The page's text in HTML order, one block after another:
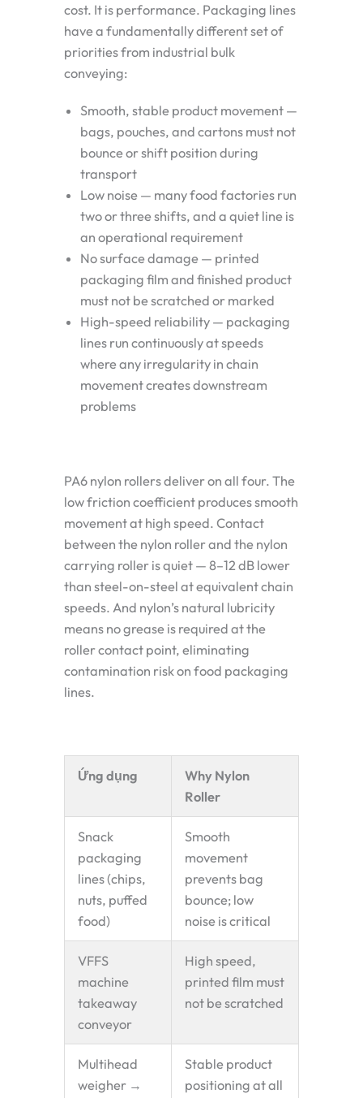
cost. It is performance. Packaging lines
have a fundamentally different set of
priorities from industrial bulk
conveying:
Smooth, stable product movement —
bags, pouches, and cartons must not
bounce or shift position during
transport
Low noise — many food factories run
two or three shifts, and a quiet line is
an operational requirement
No surface damage — printed
packaging film and finished product
must not be scratched or marked
High-speed reliability — packaging
lines run continuously at speeds
where any irregularity in chain
movement creates downstream
problems
PA6 nylon rollers deliver on all four. The
low friction coefficient produces smooth
movement at high speed. Contact
between the nylon roller and the nylon
carrying roller is quiet — 8–12 dB lower
than steel-on-steel at equivalent chain
speeds. And nylon’s natural lubricity
means no grease is required at the
roller contact point, eliminating
contamination risk on food packaging
lines.
Ứng dụng
Why Nylon
Roller
Snack
packaging
lines (chips,
nuts, puffed
food)
Smooth
movement
prevents bag
bounce; low
noise is critical
VFFS
machine
takeaway
conveyor
High speed,
printed film must
not be scratched
Multihead
weigher →
Stable product
positioning at all